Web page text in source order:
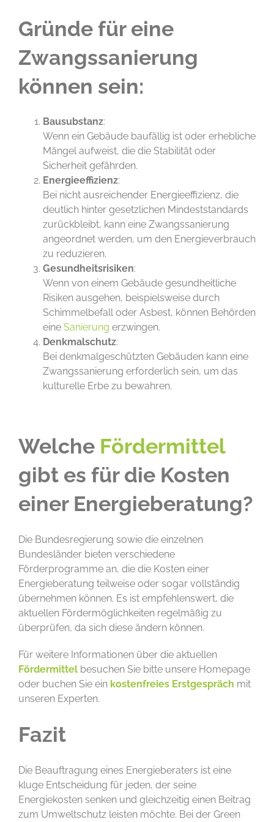
Gründe für eine
Zwangssanierung
können sein:
Bausubstanz:
Wenn ein Gebäude baufällig ist oder erhebliche
Mängel aufweist, die die Stabilität oder
Sicherheit gefährden.
Energieeffizienz:
Bei nicht ausreichender Energieeffizienz, die
deutlich hinter gesetzlichen Mindeststandards
zurückbleibt, kann eine Zwangssanierung
angeordnet werden, um den Energieverbrauch
zu reduzieren.
Gesundheitsrisiken:
Wenn von einem Gebäude gesundheitliche
Risiken ausgehen, beispielsweise durch
Schimmelbefall oder Asbest, können Behörden
eine Sanierung erzwingen.
Denkmalschutz:
Bei denkmalgeschützten Gebäuden kann eine
Zwangssanierung erforderlich sein, um das
kulturelle Erbe zu bewahren.
Welche Fördermittel
gibt es für die Kosten
einer Energieberatung?
Die Bundesregierung sowie die einzelnen
Bundesländer bieten verschiedene
Förderprogramme an, die die Kosten einer
Energieberatung teilweise oder sogar vollständig
übernehmen können. Es ist empfehlenswert, die
aktuellen Fördermöglichkeiten regelmäßig zu
überprüfen, da sich diese ändern können.
Für weitere Informationen über die aktuellen
Fördermittelbesuchen Sie bitte unsere Homepage
oder buchen Sie ein kostenfreies Erstgespräch mit
unseren Experten.
Fazit
Die Beauftragung eines Energieberaters ist eine
kluge Entscheidung für jeden, der seine
Energiekosten senken und gleichzeitig einen Beitrag
zum Umweltschutz leisten möchte. Bei der Green